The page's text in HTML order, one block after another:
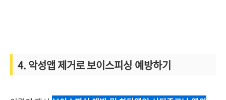
4. 악성앱 제거로 보이스피싱 예방하기